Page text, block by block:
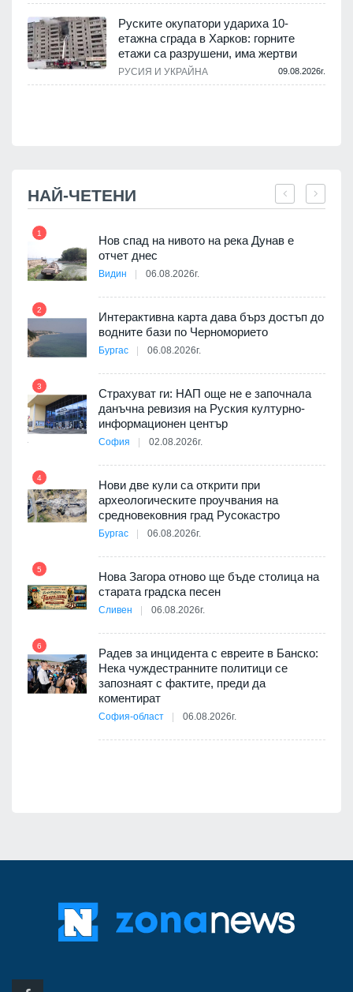
Руските окупатори удариха 10-
етажна сграда в Харков: горните
етажи са разрушени, има жертви
РУСИЯ И УКРАЙНА 09.08.2026г.
НАЙ-ЧЕТЕНИ
1
Нов спад на нивото на река Дунав е
отчет днес
Видин 06.08.2026г.
2
Интерактивна карта дава бърз достъп до
водните бази по Черноморието
Бургас 06.08.2026г.
3
Страхуват ги: НАП още не е започнала
данъчна ревизия на Руския културно-
информационен център
София 02.08.2026г.
4
Нови две кули са открити при
археологическите проучвания на
средновековния град Русокастро
Бургас 06.08.2026г.
5
Нова Загора отново ще бъде столица на
старата градска песен
Сливен 06.08.2026г.
6
Радев за инцидента с евреите в Банско:
Нека чуждестранните политици се
запознаят с фактите, преди да
коментират
София-област 06.08.2026г.